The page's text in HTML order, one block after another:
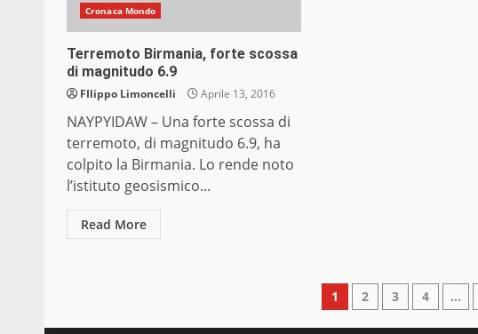
Cronaca Mondo
Terremoto Birmania, forte scossa
di magnitudo 6.9
FIlippo Limoncelli Aprile 13, 2016
NAYPYIDAW – Una forte scossa di
terremoto, di magnitudo 6.9, ha
colpito la Birmania. Lo rende noto
l’istituto geosismico...
Read More
Paginazione
1 2 3 4 …